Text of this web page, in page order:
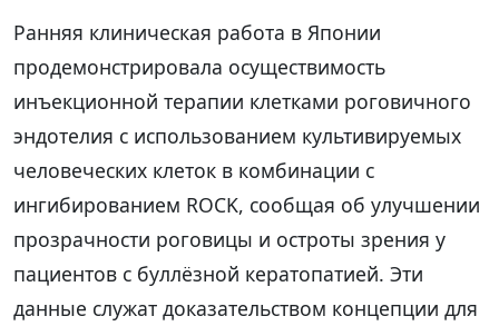
Ранняя клиническая работа в Японии
продемонстрировала осуществимость
инъекционной терапии клетками роговичного
эндотелия с использованием культивируемых
человеческих клеток в комбинации с
ингибированием ROCK, сообщая об улучшении
прозрачности роговицы и остроты зрения у
пациентов с буллёзной кератопатией. Эти
данные служат доказательством концепции для